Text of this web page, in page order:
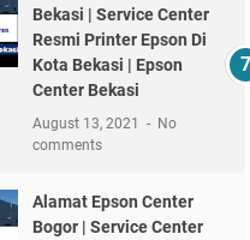
Bekasi | Service Center
Resmi Printer Epson Di
Kota Bekasi | Epson
Center Bekasi
August 13, 2021
No
comments
Alamat Epson Center
Bogor | Service Center